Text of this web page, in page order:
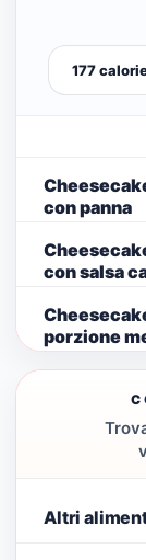
177
con panna
con salsa
porzione
Altri